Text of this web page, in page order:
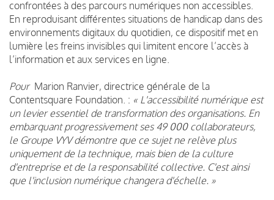
confrontées à des parcours numériques non accessibles.
En reproduisant différentes situations de handicap dans des
environnements digitaux du quotidien, ce dispositif met en
lumière les freins invisibles qui limitent encore l’accès à
l’information et aux services en ligne.
Pour Marion Ranvier, directrice générale de la
Contentsquare Foundation. : « L'accessibilité numérique est
un levier essentiel de transformation des organisations. En
embarquant progressivement ses 49 000 collaborateurs,
le Groupe VYV démontre que ce sujet ne relève plus
uniquement de la technique, mais bien de la culture
d'entreprise et de la responsabilité collective. C'est ainsi
que l'inclusion numérique changera d'échelle. »